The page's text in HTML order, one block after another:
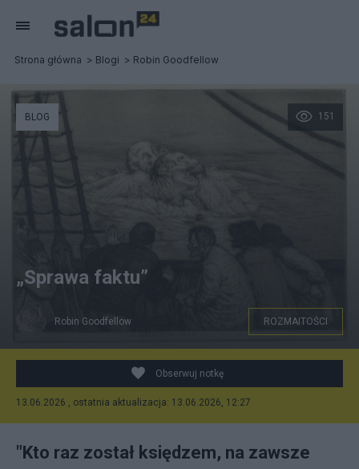
Strona główna Blogi Robin Goodfellow
151
BLOG
„Sprawa faktu”
Robin Goodfellow ROZMAITOŚCI
Obserwuj notkę
13.06.2026 , ostatnia aktualizacja: 13.06.2026, 12:27
"Kto raz został księdzem, na zawsze